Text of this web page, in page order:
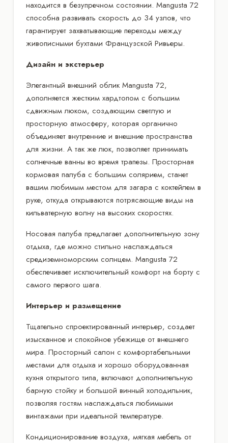
находится в безупречном состоянии. Mangusta 72
способна развивать скорость до 34 узлов, что
гарантирует захватывающие переходы между
живописными бухтами Французской Ривьеры.
Дизайн и экстерьер
Элегантный внешний облик Mangusta 72,
дополняется жестким хардтопом с большим
сдвижным люком, создающим светлую и
просторную атмосферу, которая органично
объединяет внутренние и внешние пространства
для жизни. А так же люк, позволяет принимать
солнечные ванны во время трапезы. Просторная
кормовая палуба с большим солярием, станет
вашим любимым местом для загара с коктейлем в
руке, откуда открываются потрясающие виды на
кильватерную волну на высоких скоростях.
Носовая палуба предлагает дополнительную зону
отдыха, где можно стильно наслаждаться
средиземноморским солнцем. Mangusta 72
обеспечивает исключительный комфорт на борту с
самого первого шага.
Интерьер и размещение
Тщательно спроектированный интерьер, создает
изысканное и спокойное убежище от внешнего
мира. Просторный салон с комфортабельными
местами для отдыха и хорошо оборудованная
кухня открытого типа, включают дополнительную
барную стойку и большой винный холодильник,
позволяя гостям наслаждаться любимыми
винтажами при идеальной температуре.
Кондиционирование воздуха, мягкая мебель от